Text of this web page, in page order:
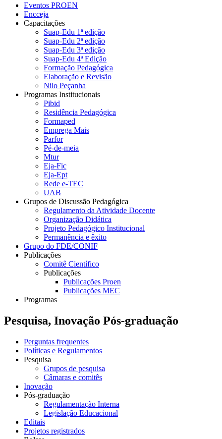
Eventos PROEN
Encceja
Capacitações
Suap-Edu 1ª edição
Suap-Edu 2ª edição
Suap-Edu 3ª edição
Suap-Edu 4ª Edição
Formação Pedagógica
Elaboração e Revisão
Nilo Peçanha
Programas Institucionais
Pibid
Residência Pedagógica
Formaped
Emprega Mais
Parfor
Pé-de-meia
Mtur
Eja-Fic
Eja-Ept
Rede e-TEC
UAB
Grupos de Discussão Pedagógica
Regulamento da Atividade Docente
Organização Didática
Projeto Pedagógico Institucional
Permanência e êxito
Grupo do FDE/CONIF
Publicações
Comitê Científico
Publicações
Publicações Proen
Publicações MEC
Programas
Pesquisa, Inovação Pós-graduação
Perguntas frequentes
Políticas e Regulamentos
Pesquisa
Grupos de pesquisa
Câmaras e comitês
Inovação
Pós-graduação
Regulamentação Interna
Legislação Educacional
Editais
Projetos registrados